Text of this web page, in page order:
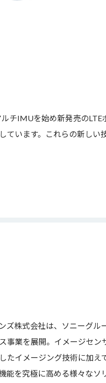
チIMUを始め新発売の
ています。これらの新しい
ズ株式会社は、ソニーグル
事業を展開。イメージセン
たイメージング技術に加え
能を究極に高める様々なソ